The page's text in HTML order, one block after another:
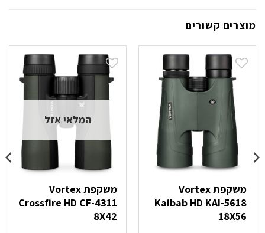
מוצרים קשורים
משקפת Vortex
Kaibab HD KAI-5618
18X56
המלאי אזל
משקפת Vortex
Crossfire HD CF-4311
8X42